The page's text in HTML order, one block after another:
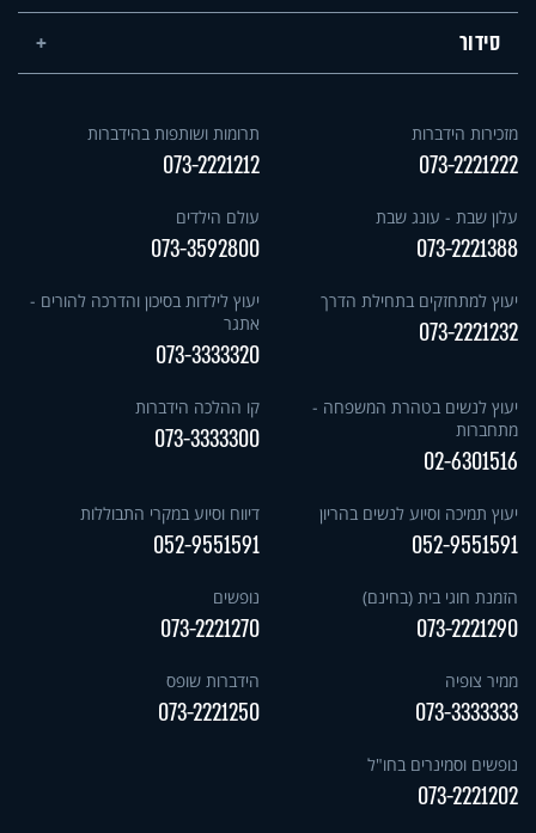
סידור
מזכירות הידברות
073-2221222
תרומות ושותפות בהידברות
073-2221212
עלון שבת - עונג שבת
073-2221388
עולם הילדים
073-3592800
יעוץ למתחזקים בתחילת הדרך
073-2221232
יעוץ לילדות בסיכון והדרכה להורים -
אתגר
073-3333320
יעוץ לנשים בטהרת המשפחה -
מתחברות
02-6301516
קו ההלכה הידברות
073-3333300
יעוץ תמיכה וסיוע לנשים בהריון
052-9551591
דיווח וסיוע במקרי התבוללות
052-9551591
הזמנת חוגי בית (בחינם)
073-2221290
נופשים
073-2221270
ממיר צופיה
073-3333333
הידברות שופס
073-2221250
נופשים וסמינרים בחו"ל
073-2221202